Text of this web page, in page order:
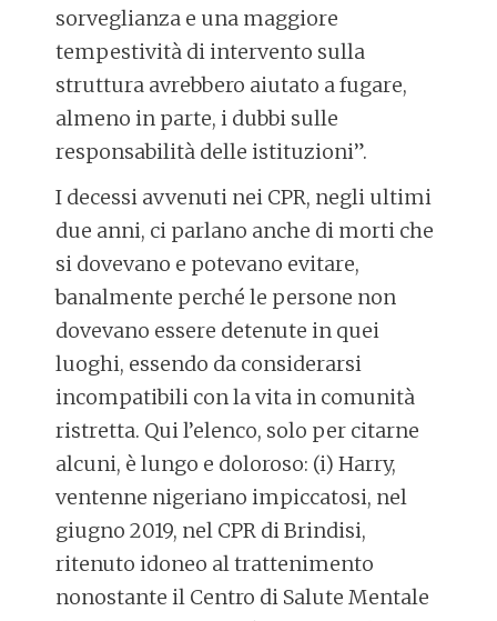
sorveglianza e una maggiore
tempestività di intervento sulla
struttura avrebbero aiutato a fugare,
almeno in parte, i dubbi sulle
responsabilità delle istituzioni”.
I decessi avvenuti nei CPR, negli ultimi
due anni, ci parlano anche di morti che
si dovevano e potevano evitare,
banalmente perché le persone non
dovevano essere detenute in quei
luoghi, essendo da considerarsi
incompatibili con la vita in comunità
ristretta. Qui l’elenco, solo per citarne
alcuni, è lungo e doloroso: (i) Harry,
ventenne nigeriano impiccatosi, nel
giugno 2019, nel CPR di Brindisi,
ritenuto idoneo al trattenimento
nonostante il Centro di Salute Mentale